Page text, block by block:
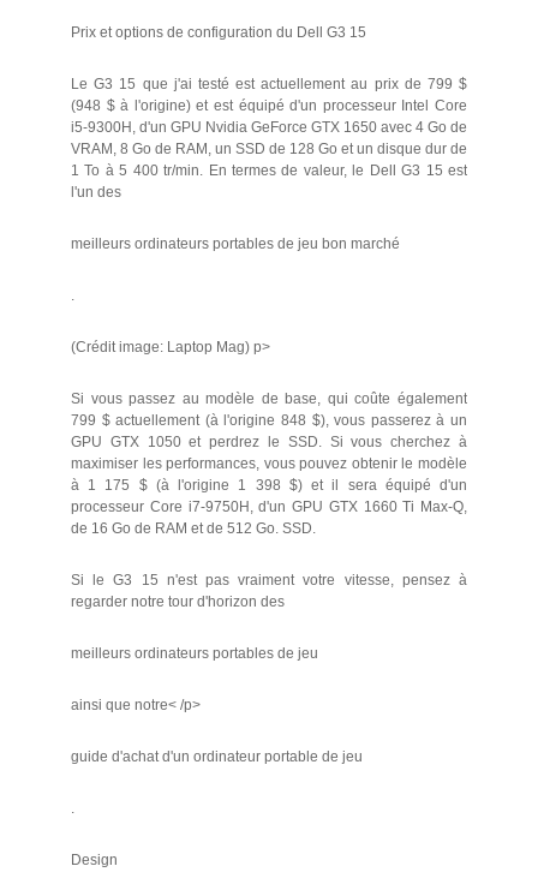
Prix et options de configuration du Dell G3 15
Le G3 15 que j'ai testé est actuellement au prix de 799 $
(948 $ à l'origine) et est équipé d'un processeur Intel Core
i5-9300H, d'un GPU Nvidia GeForce GTX 1650 avec 4 Go de
VRAM, 8 Go de RAM, un SSD de 128 Go et un disque dur de
1 To à 5 400 tr/min. En termes de valeur, le Dell G3 15 est
l'un des
meilleurs ordinateurs portables de jeu bon marché
.
(Crédit image: Laptop Mag) p>
Si vous passez au modèle de base, qui coûte également
799 $ actuellement (à l'origine 848 $), vous passerez à un
GPU GTX 1050 et perdrez le SSD. Si vous cherchez à
maximiser les performances, vous pouvez obtenir le modèle
à 1 175 $ (à l'origine 1 398 $) et il sera équipé d'un
processeur Core i7-9750H, d'un GPU GTX 1660 Ti Max-Q,
de 16 Go de RAM et de 512 Go. SSD.
Si le G3 15 n'est pas vraiment votre vitesse, pensez à
regarder notre tour d'horizon des
meilleurs ordinateurs portables de jeu
ainsi que notre< /p>
guide d'achat d'un ordinateur portable de jeu
.
Design